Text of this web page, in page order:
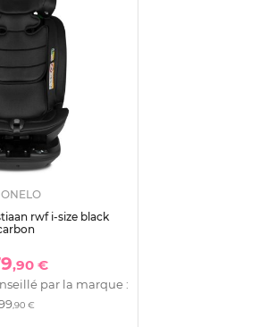
rwf i-size black
,90 €
par la marque :
,90 €